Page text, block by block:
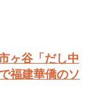
ヶ谷「だし中
福建華僑のソ